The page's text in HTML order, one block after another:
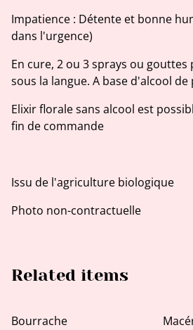
Impatience : Détente et bonne
dans l'urgence)
En cure, 2 ou 3 sprays ou
sous la langue. A base d'alcool de
Elixir florale sans alcool est
fin de commande
Issu de l'agriculture biologique
Photo non-contractuelle
Related items
Bourrache